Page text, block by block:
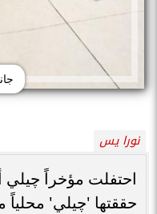
نورا يس
احتفلت مؤخراً چيلي
حققتها 'چيلي' محلياً